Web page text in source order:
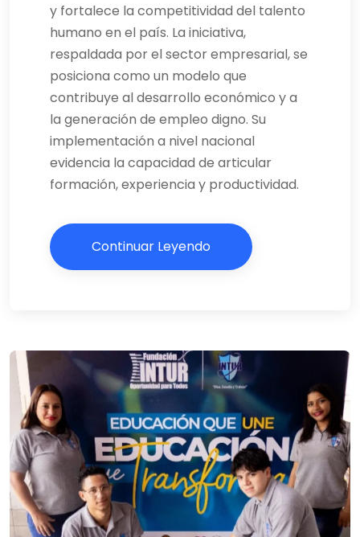
y fortalece la competitividad del talento
humano en el país. La iniciativa,
respaldada por el sector empresarial, se
posiciona como un modelo que
contribuye al desarrollo económico y a
la generación de empleo digno. Su
implementación a nivel nacional
evidencia la capacidad de articular
formación, experiencia y productividad.
Continuar Leyendo